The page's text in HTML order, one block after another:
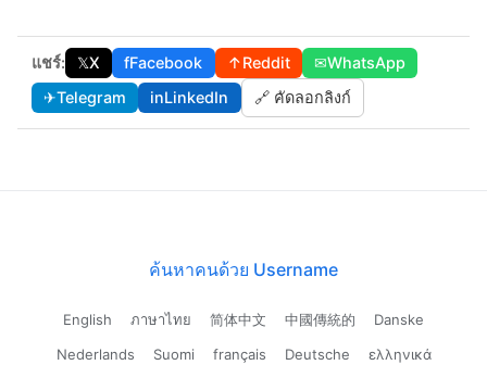
แชร์: 𝕏X fFacebook ↑Reddit ✉WhatsApp
✈Telegram inLinkedIn 🔗 คัดลอกลิงก์
ค้นหาคนด้วย Username
English ภาษาไทย 简体中文 中國傳統的
Danske
Nederlands
Suomi français Deutsche ελληνικά